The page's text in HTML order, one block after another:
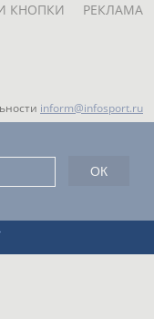
КНОПКИ РЕКЛАМА
inform@infosport.ru